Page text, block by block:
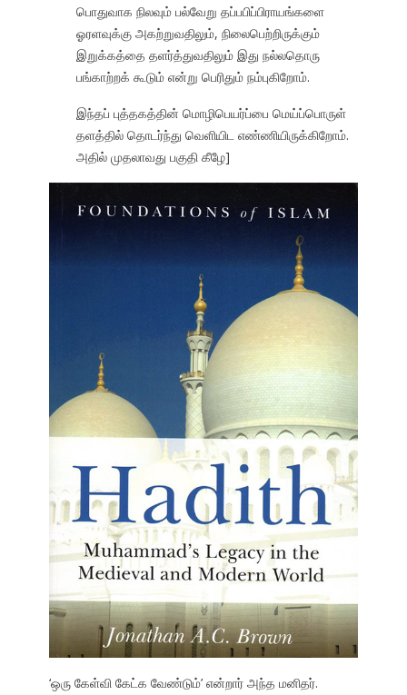
பொதுவாக நிலவும் பல்வேறு தப்பபிப்பிராயங்களை
ஓரளவுக்கு அகற்றுவதிலும், நிலைபெற்றிருக்கும்
இறுக்கத்தை தளர்த்துவதிலும் இது நல்லதொரு
பங்காற்றக் கூடும் என்று பெரிதும் நம்புகிறோம்.
இந்தப் புத்தகத்தின் மொழிபெயர்ப்பை மெய்ப்பொருள்
தளத்தில் தொடர்ந்து வெளியிட எண்ணியிருக்கிறோம்.
அதில் முதலாவது பகுதி கீழே]
‘ஒரு கேள்வி கேட்க வேண்டும்’ என்றார் அந்த மனிதர்.